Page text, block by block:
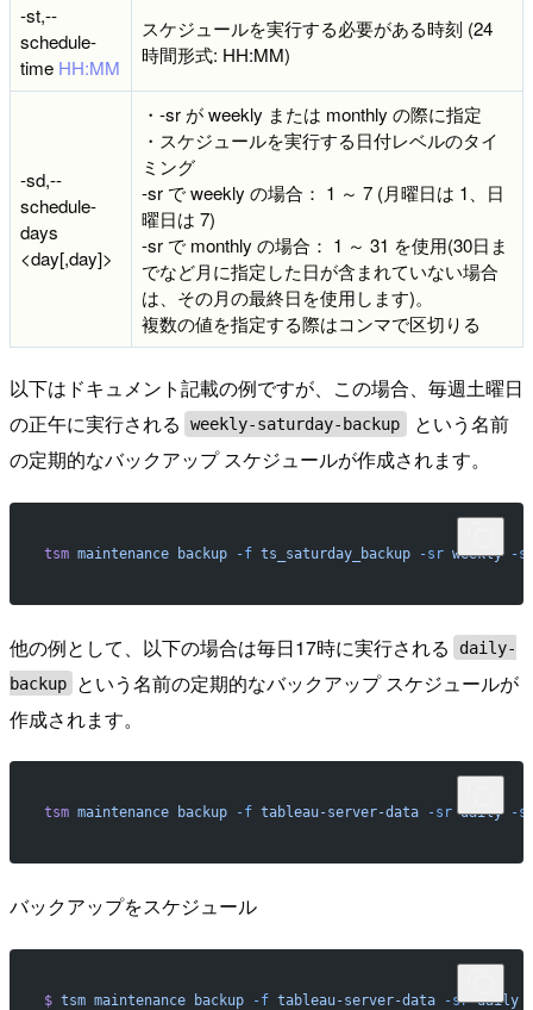
-st,--
schedule-
time HH:MM
スケジュールを実行する必要がある時刻 (24
時間形式: HH:MM)
-sd,--
schedule-
days
<day[,day]>
・-sr が weekly または monthly の際に指定
・スケジュールを実行する日付レベルのタイ
ミング
-sr で weekly の場合： 1 ～ 7 (月曜日は 1、日
曜日は 7)
-sr で monthly の場合： 1 ～ 31 を使用(30日ま
でなど月に指定した日が含まれていない場合
は、その月の最終日を使用します)。
複数の値を指定する際はコンマで区切りる
以下はドキュメント記載の例ですが、この場合、毎週土曜日
の正午に実行される
weekly-saturday-backup
という名前
の定期的なバックアップ スケジュールが作成されます。
tsm maintenance backup -f ts_saturday_backup -sr weekly -
他の例として、以下の場合は毎日17時に実行される
daily-
backup
という名前の定期的なバックアップ スケジュールが
作成されます。
tsm maintenance backup -f tableau-server-data -sr daily -
バックアップをスケジュール
$ tsm maintenance backup -f tableau-server-data -sr daily -